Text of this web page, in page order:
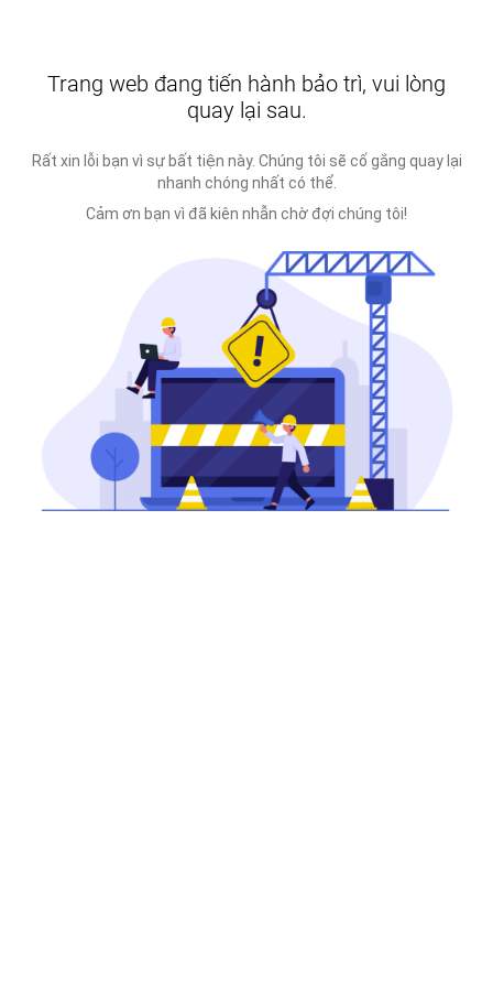
Trang web đang tiến hành bảo trì, vui lòng
quay lại sau.
Rất xin lỗi bạn vì sự bất tiện này. Chúng tôi sẽ cố gắng quay lại
nhanh chóng nhất có thể.
Cảm ơn bạn vì đã kiên nhẫn chờ đợi chúng tôi!